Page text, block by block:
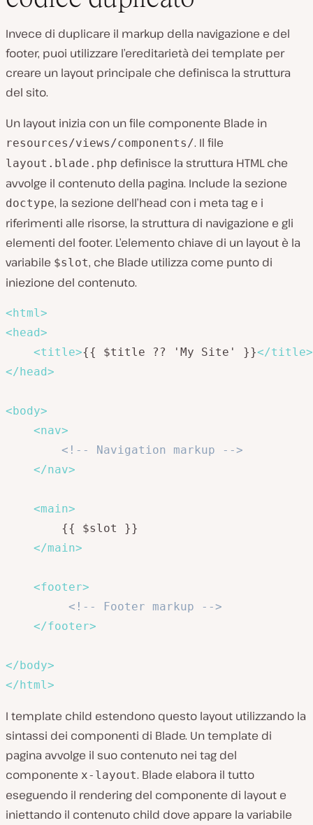
Invece di duplicare il markup della navigazione e del
footer, puoi utilizzare l’ereditarietà dei template per
creare un layout principale che definisca la struttura
del sito.
Un layout inizia con un file componente Blade in
resources/views/components/. Il file
layout.blade.php definisce la struttura HTML che
avvolge il contenuto della pagina. Include la sezione
doctype, la sezione dell’head con i meta tag e i
riferimenti alle risorse, la struttura di navigazione e gli
elementi del footer. L’elemento chiave di un layout è la
variabile $slot, che Blade utilizza come punto di
iniezione del contenuto.
<html >
<head>
<title>{{ $title ?? 'My Site' }}</title>
</head>
<body>
<nav>
<!-- Navigation markup -->
</nav>
<main>
        {{ $slot }}
</main>
<footer>
<!-- Footer markup -->
</footer>
</body>
</html >
I template child estendono questo layout utilizzando la
sintassi dei componenti di Blade. Un template di
pagina avvolge il suo contenuto nei tag del
componente x-layout. Blade elabora il tutto
eseguendo il rendering del componente di layout e
iniettando il contenuto child dove appare la variabile